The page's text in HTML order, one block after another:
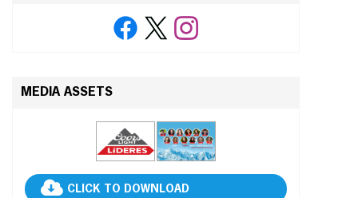
MEDIA ASSETS
CLICK TO DOWNLOAD